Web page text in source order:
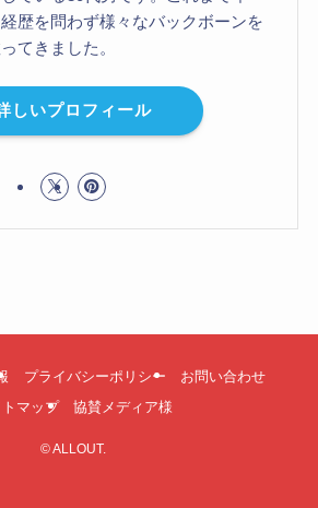
歴を問わず様々なバックボーンを
てきました。
しいプロフィール
プライバシーポリシー
お問い合わせ
マップ
協賛メディア様
©ALLOUT.